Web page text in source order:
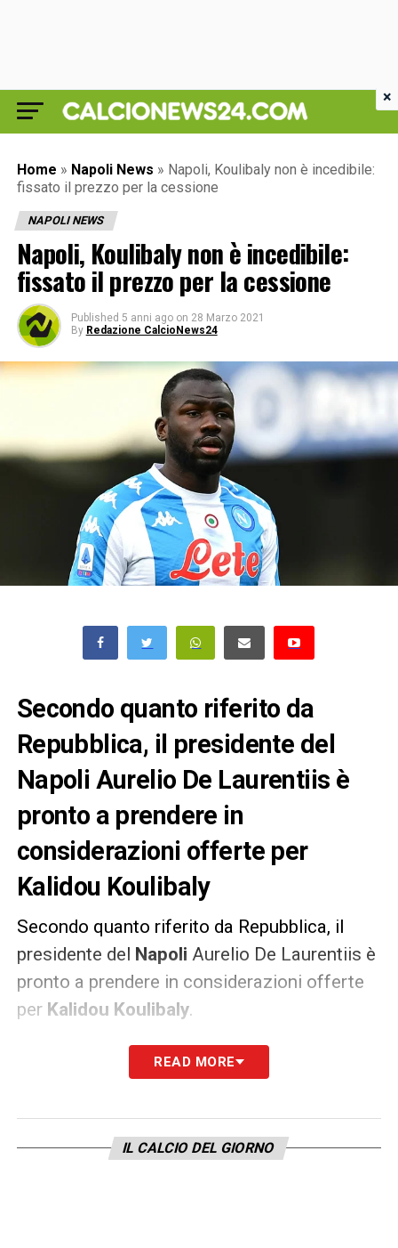
Home » Napoli News » Napoli, Koulibaly non è incedibile:
fissato il prezzo per la cessione
NAPOLI NEWS
Napoli, Koulibaly non è incedibile:
fissato il prezzo per la cessione
Published 5 anni ago on 28 Marzo 2021
By Redazione CalcioNews24
Secondo quanto riferito da
Repubblica, il presidente del
Napoli Aurelio De Laurentiis è
pronto a prendere in
considerazioni offerte per
Kalidou Koulibaly
Secondo quanto riferito da Repubblica, il
presidente del Napoli Aurelio De Laurentiis è
pronto a prendere in considerazioni offerte
per Kalidou Koulibaly.
50 milioni di euro il difensore
senegalese potrebbe essere ceduto. La lista
City e Bayern Monaco.
READ MORE
IL CALCIO DEL GIORNO
×